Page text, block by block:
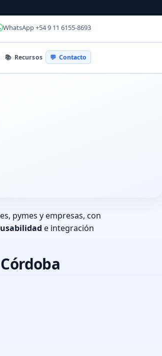
WhatsApp +54 9 11 6155-8693
📚 Recursos 💬 Contacto
pymes y empresas, con
usabilidad e integración